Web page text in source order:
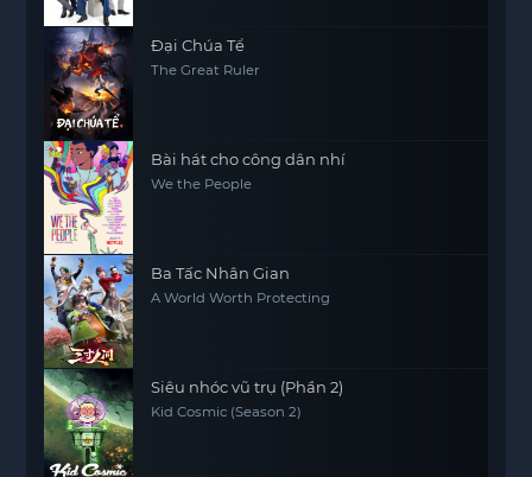
Đại Chúa Tể
The Great Ruler
Bài hát cho công dân nhí
We the People
Ba Tấc Nhân Gian
A World Worth Protecting
Siêu nhóc vũ trụ (Phần 2)
Kid Cosmic (Season 2)